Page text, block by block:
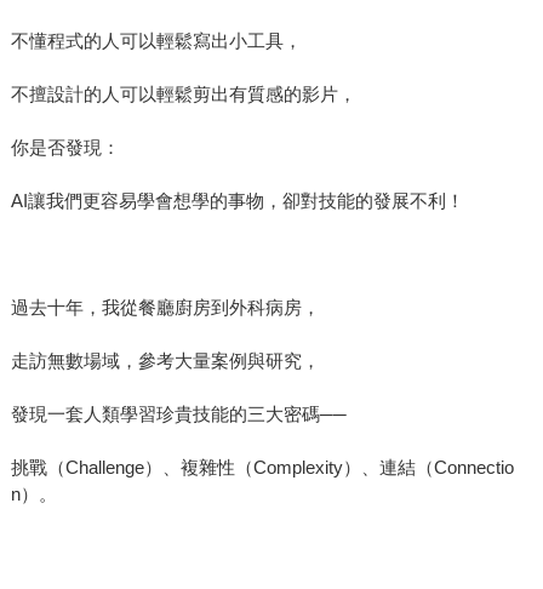
不懂程式的人可以輕鬆寫出小工具，
不擅設計的人可以輕鬆剪出有質感的影片，
你是否發現：
AI讓我們更容易學會想學的事物，卻對技能的發展不利！
過去十年，我從餐廳廚房到外科病房，
走訪無數場域，參考大量案例與研究，
發現一套人類學習珍貴技能的三大密碼──
挑戰（Challenge）、複雜性（Complexity）、連結（Connectio
n）。